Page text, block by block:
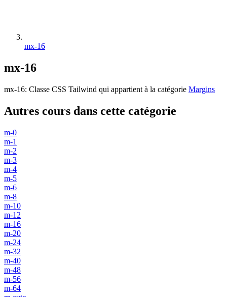
mx-16
mx-16
mx-16: Classe CSS Tailwind qui appartient à la catégorie Margins
Autres cours dans cette catégorie
m-0
m-1
m-2
m-3
m-4
m-5
m-6
m-8
m-10
m-12
m-16
m-20
m-24
m-32
m-40
m-48
m-56
m-64